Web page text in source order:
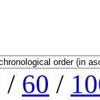
/ 60 /